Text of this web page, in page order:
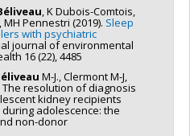
, K Dubois-Comtois,
Pennestri (2019). Sleep
with psychiatric
journal of environmental
16 (22), 4485
M-J., Clermont M-J,
The resolution of diagnosis
kidney recipients
adolescence: the
non-donor